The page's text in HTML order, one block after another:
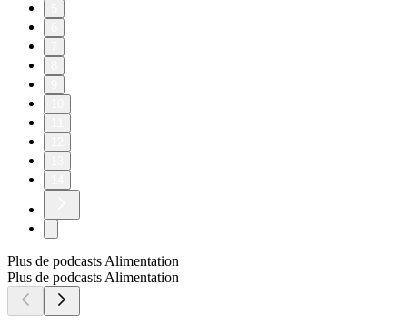
Plus de podcasts Alimentation
Plus de podcasts Alimentation